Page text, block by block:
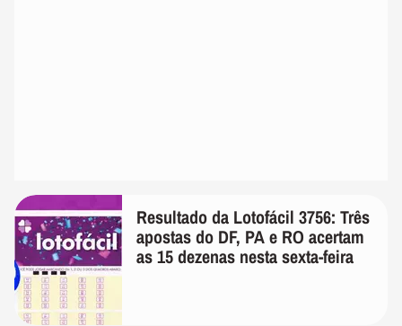
Resultado da Lotofácil 3756: Três
apostas do DF, PA e RO acertam
as 15 dezenas nesta sexta-feira